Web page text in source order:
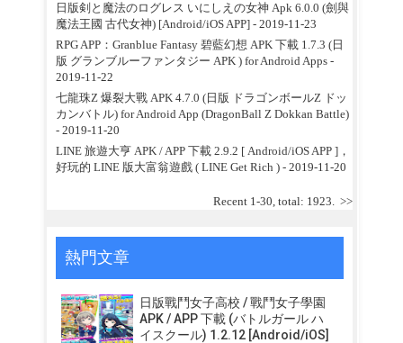
日版剣と魔法のログレス いにしえの女神 Apk 6.0.0 (劍與
魔法王國 古代女神) [Android/iOS APP]- 2019-11-23
RPG APP：Granblue Fantasy 碧藍幻想 APK 下載 1.7.3 (日
版 グランブルーファンタジー APK ) for Android Apps -
2019-11-22
七龍珠Z 爆裂大戰 APK 4.7.0 (日版 ドラゴンボールZ ドッ
カンバトル) for Android App (DragonBall Z Dokkan Battle)
- 2019-11-20
LINE 旅遊大亨 APK / APP 下載 2.9.2 [ Android/iOS APP ]，
好玩的 LINE 版大富翁遊戲 ( LINE Get Rich )- 2019-11-20
Recent 1-30, total: 1923. >>
熱門文章
日版戰鬥女子高校 / 戰鬥女子學園
APK / APP 下載 (バトルガール ハ
イスクール) 1.2.12 [Android/iOS]